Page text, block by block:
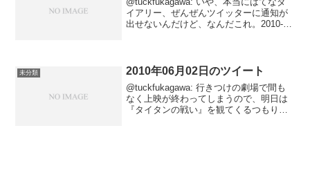
イアリー、ぜんぜんツイッターに通知が
出せないんだけど、なんだこれ。2010-
未分類 2010年06月02日のツイート
@tuckfukagawa: 行きつけの劇場で間も
なく上映が終わってしまうので、明日は
『タイタンの戦い』を観てくるつもりな